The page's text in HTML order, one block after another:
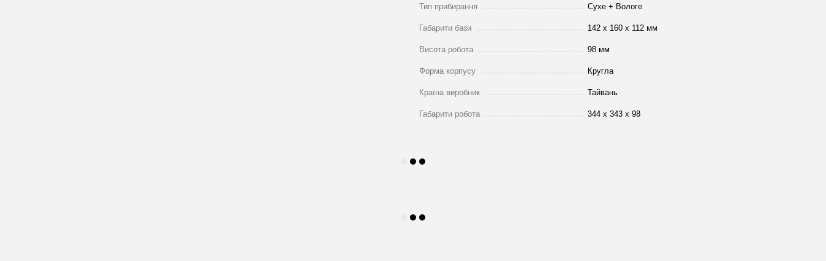
Тип прибирання Сухе + Вологе
Габарити бази 142 х 160 х 112 мм
Висота робота 98 мм
Форма корпусу Кругла
Країна виробник Тайвань
Габарити робота 344 х 343 х 98